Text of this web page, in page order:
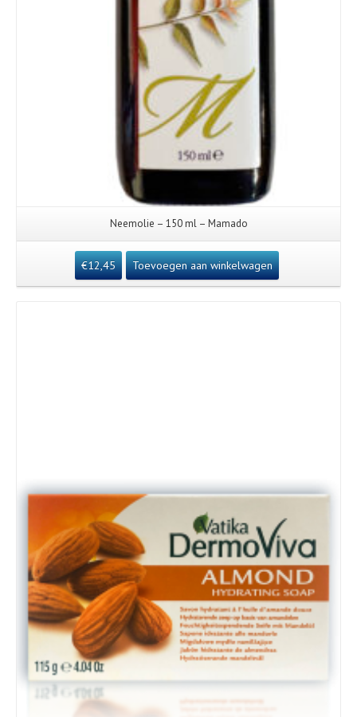
Neemolie – 150 ml – Mamado
€12,45 Toevoegen aan winkelwagen